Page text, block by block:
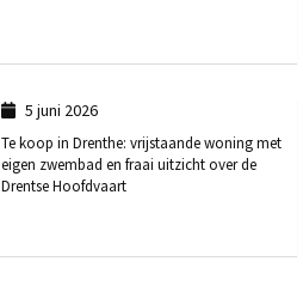
5 juni 2026
Te koop in Drenthe: vrijstaande woning met
eigen zwembad en fraai uitzicht over de
Drentse Hoofdvaart